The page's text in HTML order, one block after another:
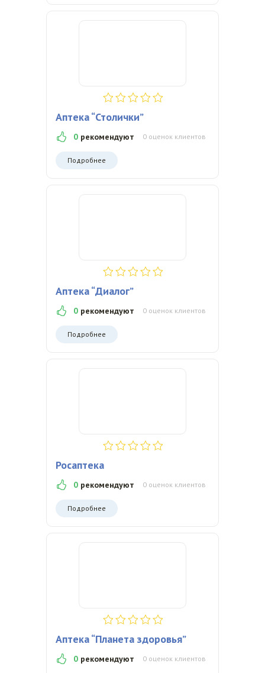
Аптека “Столички”
0 рекомендуют 0 оценок клиентов
Подробнее
Аптека “Диалог”
0 рекомендуют 0 оценок клиентов
Подробнее
Росаптека
0 рекомендуют 0 оценок клиентов
Подробнее
Аптека “Планета здоровья”
0 рекомендуют 0 оценок клиентов